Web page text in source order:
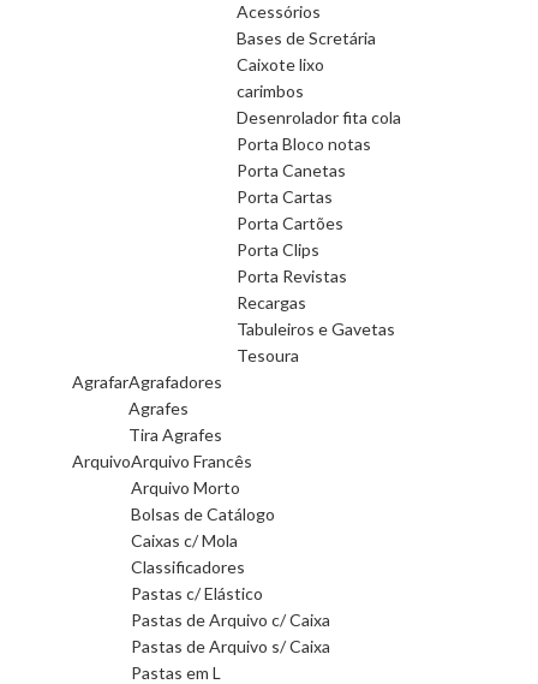
Acessórios
Bases de Scretária
Caixote lixo
carimbos
Desenrolador fita cola
Porta Bloco notas
Porta Canetas
Porta Cartas
Porta Cartões
Porta Clips
Porta Revistas
Recargas
Tabuleiros e Gavetas
Tesoura
AgrafarAgrafadores
Agrafes
Tira Agrafes
ArquivoArquivo Francês
Arquivo Morto
Bolsas de Catálogo
Caixas c/ Mola
Classificadores
Pastas c/ Elástico
Pastas de Arquivo c/ Caixa
Pastas de Arquivo s/ Caixa
Pastas em L